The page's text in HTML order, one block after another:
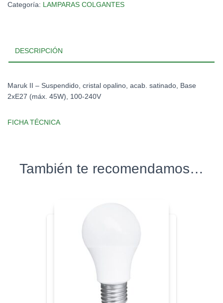
Categoría: LAMPARAS COLGANTES
DESCRIPCIÓN
Maruk II – Suspendido, cristal opalino, acab. satinado, Base
2xE27 (máx. 45W), 100-240V
FICHA TÉCNICA
También te recomendamos…